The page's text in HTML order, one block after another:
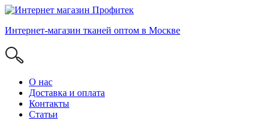
Интернет-магазин тканей оптом в Москве
О нас
Доставка и оплата
Контакты
Статьи